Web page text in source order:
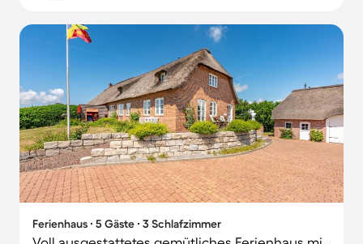
Ferienhaus ∙ 5 Gäste ∙ 3 Schlafzimmer